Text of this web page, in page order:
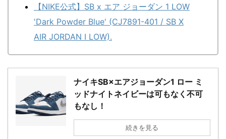
【NIKE公式】SB x エア ジョーダン 1 LOW
'Dark Powder Blue' (CJ7891-401 / SB X
AIR JORDAN I LOW).
ナイキSB×エアジョーダン1 ロー ミ
ッドナイトネイビーは可もなく不可
もなし！
続きを見る